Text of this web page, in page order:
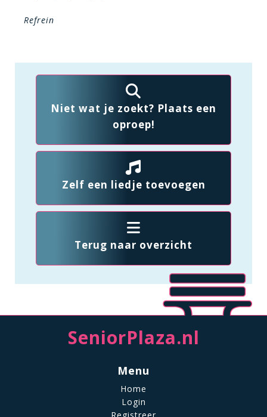
Refrein
Niet wat je zoekt? Plaats een
oproep!
Zelf een liedje toevoegen
Terug naar overzicht
SeniorPlaza.nl
Menu
Home
Login